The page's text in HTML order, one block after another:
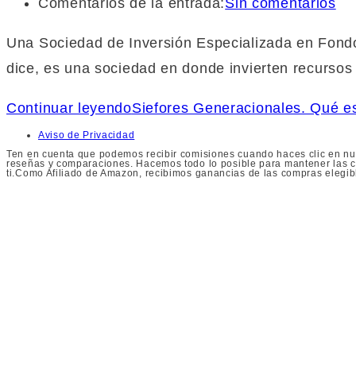
Una Sociedad de Inversión Especializada en
dice, es una sociedad en donde invierten
Continuar leyendoSiefores Generacionales. Qué
Aviso de Privacidad
Ten en cuenta que podemos recibir comisiones cuando haces clic en
reseñas y comparaciones. Hacemos todo lo posible para mantener
ti.Como Afiliado de Amazon, recibimos ganancias de las compras